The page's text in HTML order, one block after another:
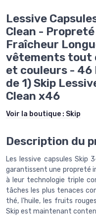
Lessive
Clean -
Fraîcheur
vêtements tout
et couleurs - 46
de 1) Skip
Clean x46
Voir la boutique : Skip
Description du
Les lessive capsules Skip
garantissent une propreté
à leur technologie triple
tâches les plus tenaces
thé, l'huile, les fruits
Skip est maintenant